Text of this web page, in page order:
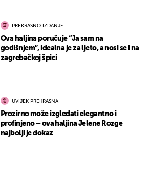
PREKRASNO IZDANJE
Ova haljina poručuje “Ja sam na
godišnjem”, idealna je za ljeto, a nosi se i na
zagrebačkoj špici
UVIJEK PREKRASNA
Prozirno može izgledati elegantno i
profinjeno – ova haljina Jelene Rozge
najbolji je dokaz